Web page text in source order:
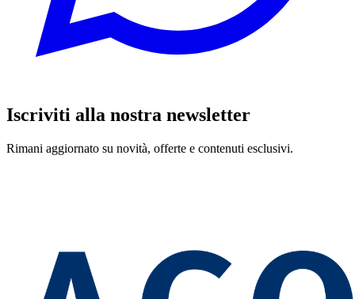
Iscriviti alla nostra newsletter
Rimani aggiornato su novità, offerte e contenuti esclusivi.